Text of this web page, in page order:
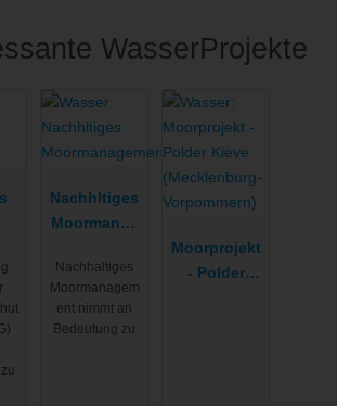
WasserProjekte
Nachhltiges
Moormanag
Nachhaltiges
Moormanagem
ent nimmt an
Bedeutung zu
Moorprojekt
- Polder